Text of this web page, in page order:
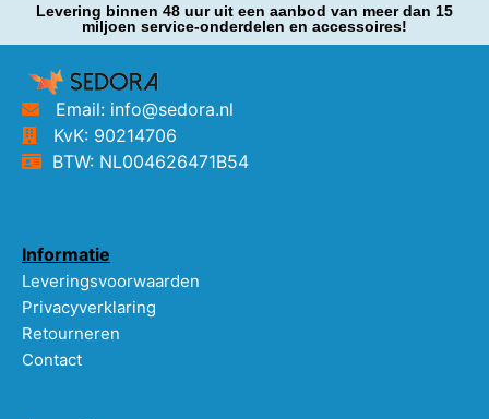
Levering binnen 48 uur uit een aanbod van meer dan 15
miljoen service-onderdelen en accessoires!
Email: info@sedora.nl
KvK: 90214706
BTW: NL004626471B54
Informatie
Leveringsvoorwaarden
Privacyverklaring
Retourneren
Contact